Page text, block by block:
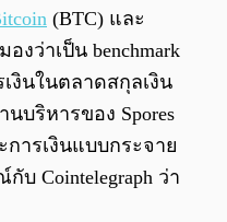
(BTC) และ
องว่าเป็น benchmark
งินในตลาดสกุลเงิน
บริหารของ Spores
การเงินแบบกระจาย
บ Cointelegraph ว่า